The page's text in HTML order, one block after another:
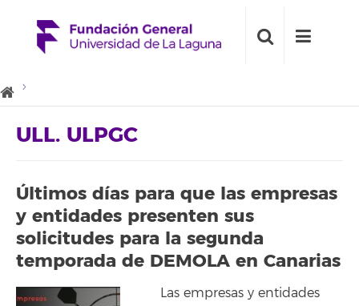
ULL. ULPGC
Últimos días para que las empresas
y entidades presenten sus
solicitudes para la segunda
temporada de DEMOLA en Canarias
Las empresas y entidades